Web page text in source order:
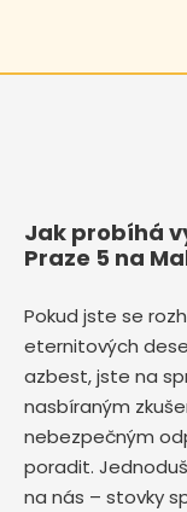
Jak probíhá
Praze 5 na
Pokud jste se
eternitových
azbest, jste na
nasbíraným
nebezpečným
poradit.
na nás – stovky